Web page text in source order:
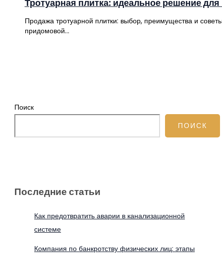
Тротуарная плитка: идеальное решение для
Продажа тротуарной плитки: выбор, преимущества и
придомовой…
Поиск
ПОИСК
Последние статьи
Как предотвратить аварии в канализационной
системе
Компания по банкротству физических лиц: этапы